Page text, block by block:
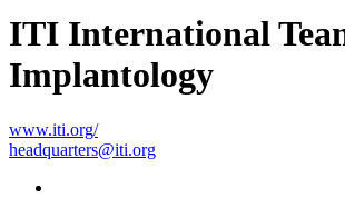
ITI International
Implantology
www.iti.org/
headquarters@iti.org